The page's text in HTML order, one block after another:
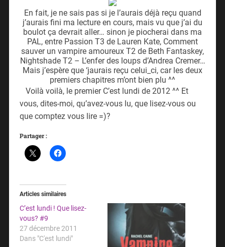
En fait, je ne sais pas si je l’aurais déjà reçu quand
j’aurais fini ma lecture en cours, mais vu que j’ai du
boulot ça devrait aller… sinon je piocherai dans ma
PAL, entre Passion T3 de Lauren Kate, Comment
sauver un vampire amoureux T2 de Beth Fantaskey,
Nightshade T2 – L’enfer des loups d’Andrea Cremer…
Mais j’espère que ‘jaurais reçu celui_ci, car les deux
premiers chapitres m’ont bien plu ^^
Voilà voilà, le premier C’est lundi de 2012 ^^ Et
vous, dites-moi, qu’avez-vous lu, que lisez-vous ou
que comptez vous lire =)?
Partager :
Articles similaires
C’est lundi ! Que lisez-
vous? #9
27 décembre 2011
Dans "C'est lundi"